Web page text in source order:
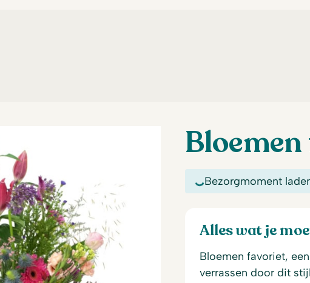
Bezorgmoment
Alles wat je
Bloemen favoriet,
verrassen door dit